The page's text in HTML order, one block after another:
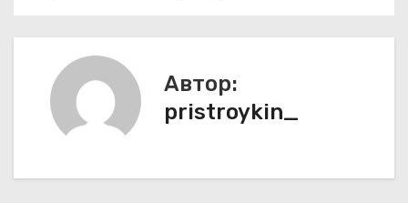
г
Автор:
pristroykin_